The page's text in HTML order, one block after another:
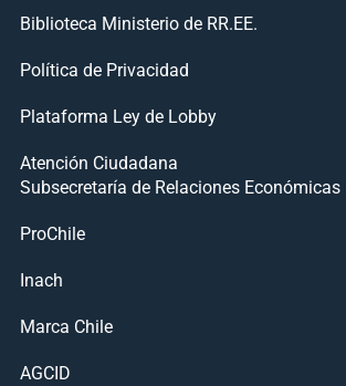
Biblioteca Ministerio de RR.EE.
Política de Privacidad
Plataforma Ley de Lobby
Atención Ciudadana
Subsecretaría de Relaciones
ProChile
Inach
Marca Chile
AGCID